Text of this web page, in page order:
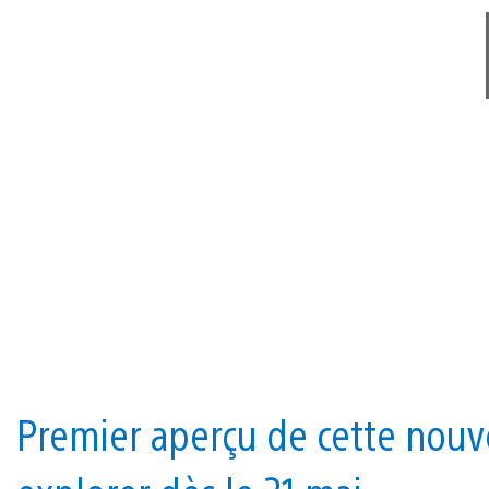
Premier aperçu de cette